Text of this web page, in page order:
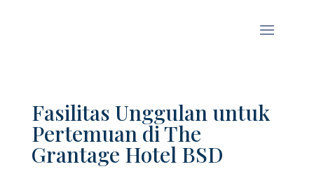
Fasilitas Unggulan untuk
Pertemuan di The
Grantage Hotel BSD